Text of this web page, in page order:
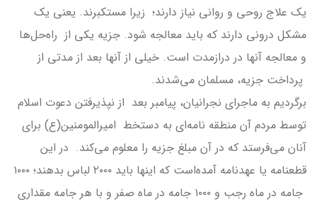
یک علاج روحی و روانی نیاز دارند؛ زیرا مستکبرند. یعنی یک
مشکل درونی دارند که باید معالجه شود. جزیه یکی از راه‌حل‌ها
و معالجه آنها در درازمدت است. خیلی از آنها بعد از مدتی از
پرداخت جزیه، مسلمان می‌شدند.
برگردیم به ماجرای نجرانیان، پیامبر بعد از نپذیرفتن دعوت اسلام
توسط مردم آن منطقه نامه‌ای به دستخط امیرالمومنین(ع) برای
آنان می‌فرستد که در آن مبلغ جزیه را معلوم می‌کند. در این
قطعنامه یا عهدنامه آمده‌است که اینها باید ۲۰۰۰ لباس بدهند؛ ۱۰۰۰
جامه در ماه رجب و ۱۰۰۰ جامه در ماه صفر و با هر جامه مقداری